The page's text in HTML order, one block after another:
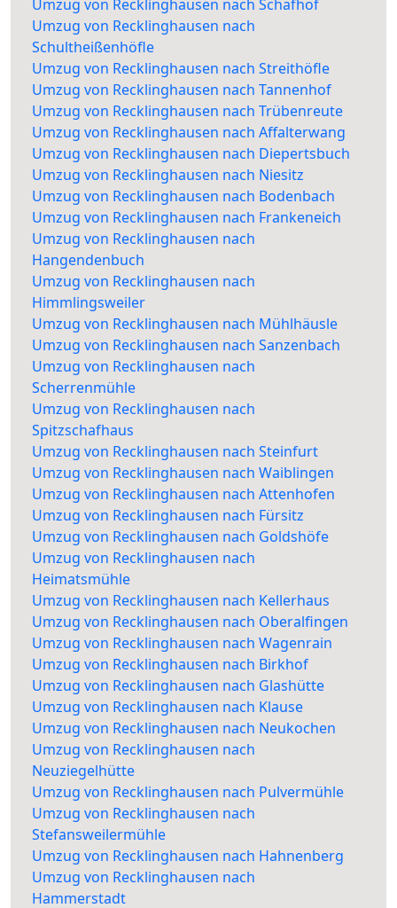
Umzug von Recklinghausen nach Schafhof
Umzug von Recklinghausen nach
Schultheißenhöfle
Umzug von Recklinghausen nach Streithöfle
Umzug von Recklinghausen nach Tannenhof
Umzug von Recklinghausen nach Trübenreute
Umzug von Recklinghausen nach Affalterwang
Umzug von Recklinghausen nach Diepertsbuch
Umzug von Recklinghausen nach Niesitz
Umzug von Recklinghausen nach Bodenbach
Umzug von Recklinghausen nach Frankeneich
Umzug von Recklinghausen nach
Hangendenbuch
Umzug von Recklinghausen nach
Himmlingsweiler
Umzug von Recklinghausen nach Mühlhäusle
Umzug von Recklinghausen nach Sanzenbach
Umzug von Recklinghausen nach
Scherrenmühle
Umzug von Recklinghausen nach
Spitzschafhaus
Umzug von Recklinghausen nach Steinfurt
Umzug von Recklinghausen nach Waiblingen
Umzug von Recklinghausen nach Attenhofen
Umzug von Recklinghausen nach Fürsitz
Umzug von Recklinghausen nach Goldshöfe
Umzug von Recklinghausen nach
Heimatsmühle
Umzug von Recklinghausen nach Kellerhaus
Umzug von Recklinghausen nach Oberalfingen
Umzug von Recklinghausen nach Wagenrain
Umzug von Recklinghausen nach Birkhof
Umzug von Recklinghausen nach Glashütte
Umzug von Recklinghausen nach Klause
Umzug von Recklinghausen nach Neukochen
Umzug von Recklinghausen nach
Neuziegelhütte
Umzug von Recklinghausen nach Pulvermühle
Umzug von Recklinghausen nach
Stefansweilermühle
Umzug von Recklinghausen nach Hahnenberg
Umzug von Recklinghausen nach
Hammerstadt